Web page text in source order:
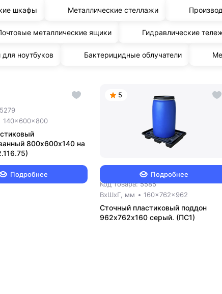
шкафы Металлические стеллажи
металлические ящики Гидравлические
ноутбуков Бактерицидные облучатели
140x600x800
800х600х140 на
Подробнее
5
5 860 ₽
Код товара: 5585
ВxШxГ, мм
160x762x962
Сточный пластиковый поддон
962х762х160 серый. (ПС1)
Подробнее